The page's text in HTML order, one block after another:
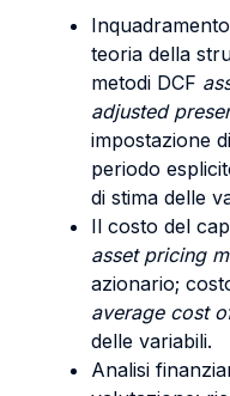
teoria della
metodi DCF
adjusted
impostazione
periodo
di stima delle
Il costo del
asset pricing
azionario;
average cost
delle variabili.
Analisi